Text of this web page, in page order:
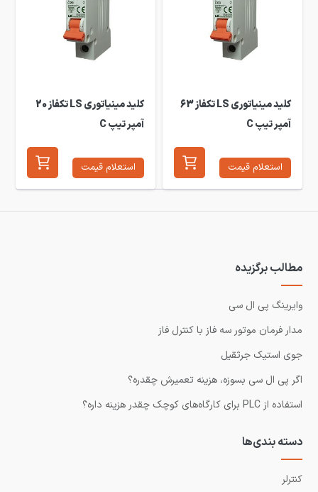
کلید مینیاتوری LS تکفاز 63
آمپر تیپ C
استعلام قیمت
کلید مینیاتوری LS تکفاز 20
آمپر تیپ C
استعلام قیمت
مطالب برگزیده
وایرینگ پی ال سی
مدار فرمان موتور سه فاز با کنترل فاز
جوی استیک جرثقیل
اگر پی ال سی بسوزه، هزینه تعمیرش چقدره؟
استفاده از PLC برای کارگاه‌های کوچک چقدر هزینه داره؟
دسته بندی‌ها
کنترلر